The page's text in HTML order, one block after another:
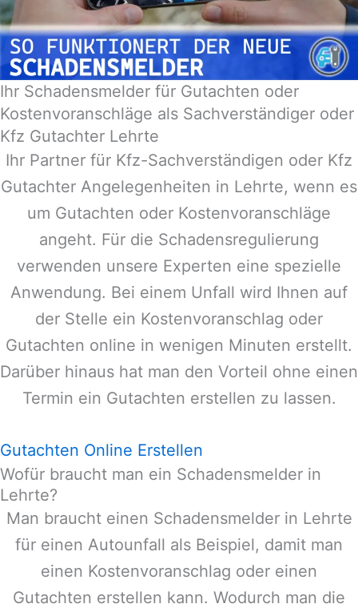
Ihr Schadensmelder für Gutachten oder
Kostenvoranschläge als Sachverständiger oder
Kfz Gutachter Lehrte
Ihr Partner für Kfz-Sachverständigen oder Kfz
Gutachter Angelegenheiten in Lehrte, wenn es
um Gutachten oder Kostenvoranschläge
angeht. Für die Schadensregulierung
verwenden unsere Experten eine spezielle
Anwendung. Bei einem Unfall wird Ihnen auf
der Stelle ein Kostenvoranschlag oder
Gutachten online in wenigen Minuten erstellt.
Darüber hinaus hat man den Vorteil ohne einen
Termin ein Gutachten erstellen zu lassen.
Gutachten Online Erstellen
Wofür braucht man ein Schadensmelder in
Lehrte?
Man braucht einen Schadensmelder in Lehrte
für einen Autounfall als Beispiel, damit man
einen Kostenvoranschlag oder einen
Gutachten erstellen kann. Wodurch man die